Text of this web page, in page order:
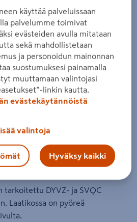
sormilla kosketusnäytöllä
ATVA-
EAN-koodi :6438313321460
tarkoitettu DYVZ- ja SVQC
Laatikossa on pyöreä
käyttää palveluissaan
palvelumme toimivat
evästeiden avulla mitataan
sekä mahdollistetaan
ja personoidun mainonnan
suostumuksesi painamalla
muuttamaan valintojasi
linkin kautta.
evästekäytännöistä
valintoja
Hyväksy kaikki